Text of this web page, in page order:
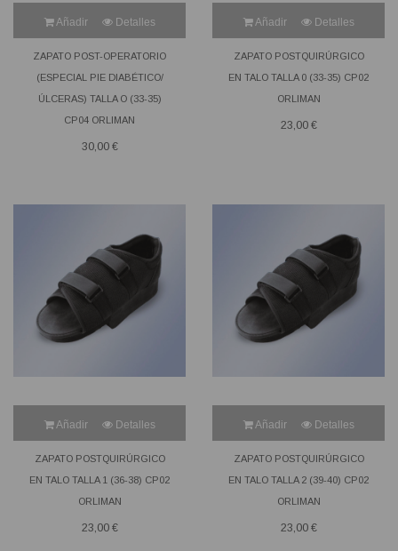
ZAPATO POST-OPERATORIO
(ESPECIAL PIE DIABÉTICO/
ÚLCERAS) TALLA O (33-35)
CP04 ORLIMAN
30,00 €
Añadir Detalles
ZAPATO POSTQUIRÚRGICO
EN TALO TALLA 0 (33-35) CP02
ORLIMAN
23,00 €
Añadir Detalles
ZAPATO POSTQUIRÚRGICO
EN TALO TALLA 1 (36-38) CP02
ORLIMAN
23,00 €
Añadir Detalles
ZAPATO POSTQUIRÚRGICO
EN TALO TALLA 2 (39-40) CP02
ORLIMAN
23,00 €
Añadir Detalles